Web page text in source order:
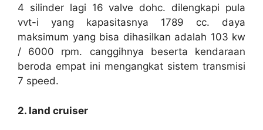
4 silinder lagi 16 valve dohc. dilengkapi pula
vvt-i yang kapasitasnya 1789 cc. daya
maksimum yang bisa dihasilkan adalah 103 kw
/ 6000 rpm. canggihnya beserta kendaraan
beroda empat ini mengangkat sistem transmisi
7 speed.
2. land cruiser